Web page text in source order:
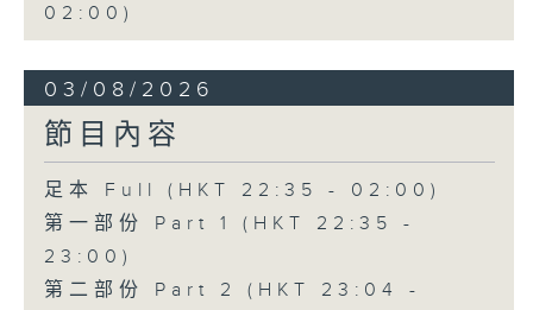
02:00)
03/08/2026
節目內容
足本 Full (HKT 22:35 - 02:00)
第一部份 Part 1 (HKT 22:35 -
23:00)
第二部份 Part 2 (HKT 23:04 -